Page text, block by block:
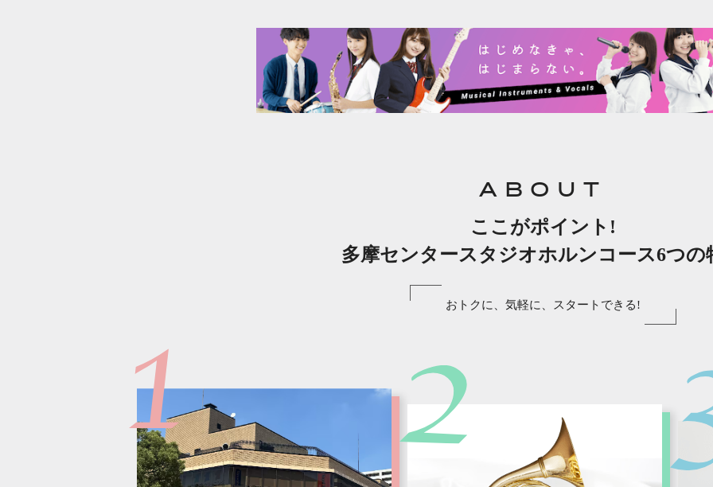
ABOUT
ここがポイント!
多摩センタースタジオホルンコース6つの
おトクに、気軽に、スタートできる!